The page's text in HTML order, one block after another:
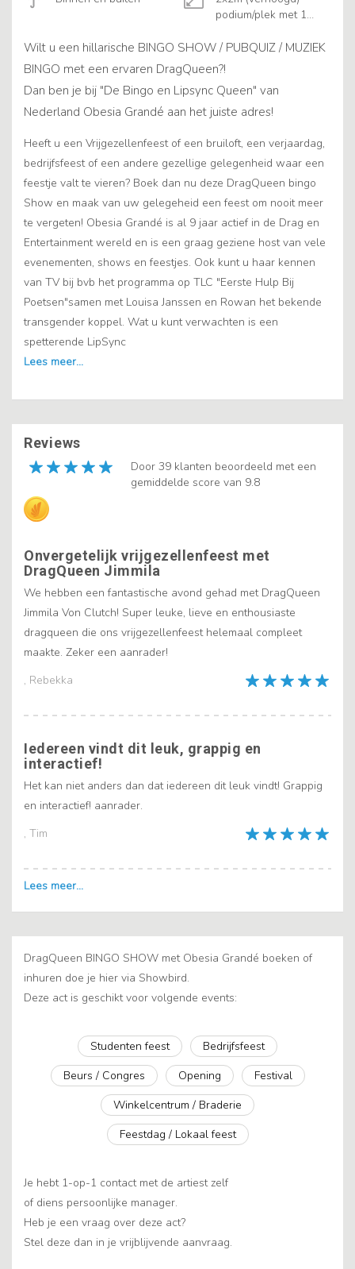
podium/plek met 1
Wilt u een hillarische BINGO SHOW / PUBQUIZ / MUZIEK
BINGO met een ervaren DragQueen?!
Dan ben je bij "De Bingo en Lipsync Queen" van
Nederland Obesia Grandé aan het juiste adres!
Heeft u een Vrijgezellenfeest of een bruiloft, een verjaardag,
bedrijfsfeest of een andere gezellige gelegenheid waar een
feestje valt te vieren? Boek dan nu deze DragQueen bingo
Show en maak van uw gelegeheid een feest om nooit meer
te vergeten! Obesia Grandé is al 9 jaar actief in de Drag en
Entertainment wereld en is een graag geziene host van vele
evenementen, shows en feestjes. Ook kunt u haar kennen
van TV bij bvb het programma op TLC "Eerste Hulp Bij
Poetsen"samen met Louisa Janssen en Rowan het bekende
transgender koppel. Wat u kunt verwachten is een
spetterende LipSync
Reviews
Door 39 klanten beoordeeld met een
gemiddelde score van 9.8
, Rebekka
Onvergetelijk vrijgezellenfeest met
DragQueen Jimmila
We hebben een fantastische avond gehad met DragQueen
Jimmila Von Clutch! Super leuke, lieve en enthousiaste
dragqueen die ons vrijgezellenfeest helemaal compleet
maakte. Zeker een aanrader!
, Tim
Iedereen vindt dit leuk, grappig en
interactief!
Het kan niet anders dan dat iedereen dit leuk vindt! Grappig
en interactief! aanrader.
DragQueen BINGO SHOW met Obesia Grandé boeken of
inhuren doe je hier via Showbird.
Deze act is geschikt voor volgende events:
Studenten feest
Bedrijfsfeest
Beurs / Congres
Opening
Festival
Winkelcentrum / Braderie
Feestdag / Lokaal feest
Je hebt 1-op-1 contact met de artiest zelf
of diens persoonlijke manager.
Heb je een vraag over deze act?
Stel deze dan in je vrijblijvende aanvraag.